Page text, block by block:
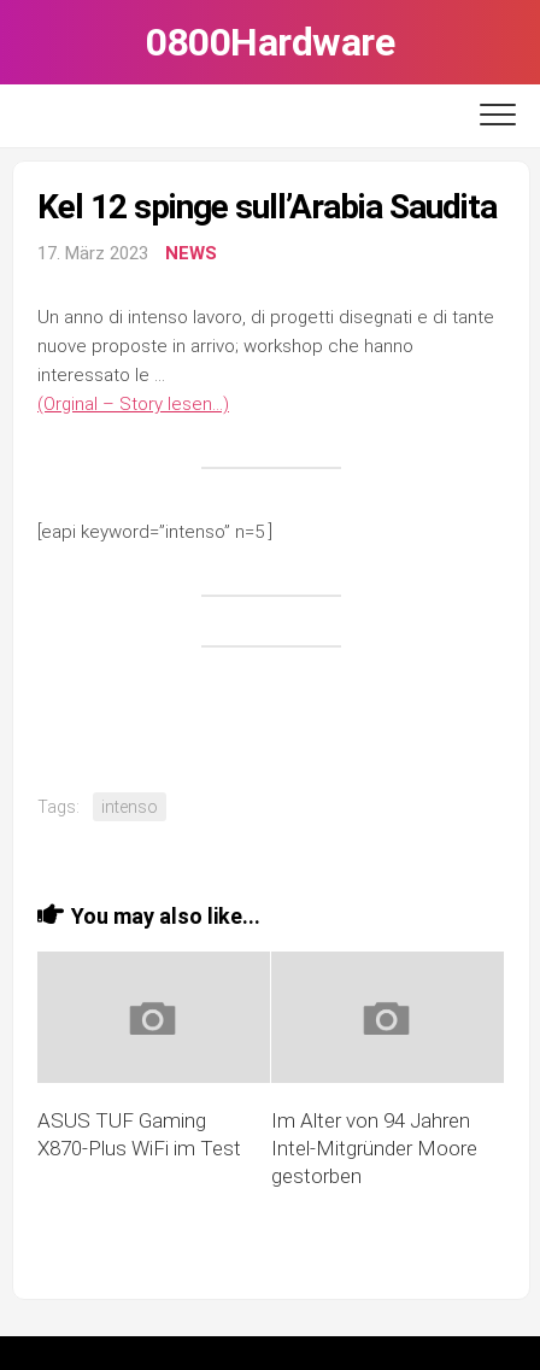
0800Hardware
Kel 12 spinge sull’Arabia Saudita
17. März 2023 NEWS
Un anno di intenso lavoro, di progetti disegnati e di tante
nuove proposte in arrivo; workshop che hanno
interessato le …
(Orginal – Story lesen…)
[eapi keyword=”intenso” n=5 ]
Tags: intenso
You may also like...
ASUS TUF Gaming
X870-Plus WiFi im Test
Im Alter von 94 Jahren
Intel-Mitgründer Moore
gestorben